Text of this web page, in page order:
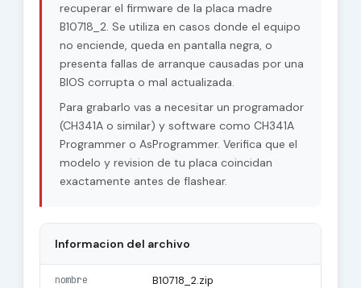
recuperar el firmware de la placa madre
B10718_2. Se utiliza en casos donde el equipo
no enciende, queda en pantalla negra, o
presenta fallas de arranque causadas por una
BIOS corrupta o mal actualizada.
Para grabarlo vas a necesitar un programador
(CH341A o similar) y software como CH341A
Programmer o AsProgrammer. Verifica que el
modelo y revision de tu placa coincidan
exactamente antes de flashear.
Informacion del archivo
nombre B10718_2.zip